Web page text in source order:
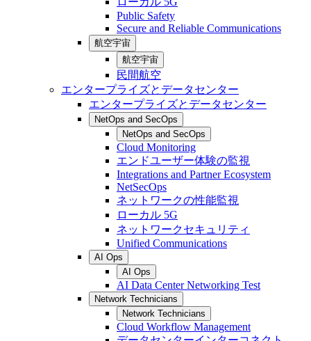
Public Safety
Secure and Reliable Communications
航空宇宙
航空宇宙
民間航空
エンタープライズとデータセンター
エンタープライズとデータセンター
NetOps and SecOps
NetOps and SecOps
Cloud Monitoring
エンドユーザー体験の監視
Integrations and Partner Ecosystem
NetSecOps
ネットワークの性能監視
ローカル 5G
ネットワークセキュリティ
Unified Communications
AI Ops
AI Ops
AI Data Center Networking Test
Network Technicians
Network Technicians
Cloud Workflow Management